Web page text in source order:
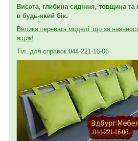
Висота, глибина сидіння, товщина
в будь-який бік.
Велика перевага моделі, що за
ящик!
Тіл. для справок 044-221-16-06